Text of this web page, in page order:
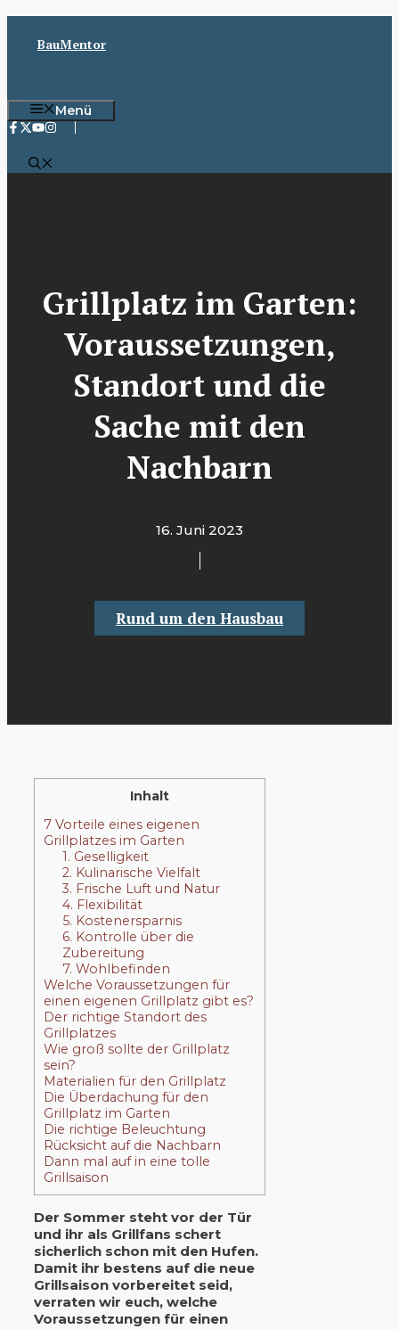
InhaltBauMentor
Menü
Grillplatz im Garten:
Voraussetzungen,
Standort und die
Sache mit den
Nachbarn
16. Juni 2023
Rund um den Hausbau
Inhalt
7 Vorteile eines eigenen
Grillplatzes im Garten
1. Geselligkeit
2. Kulinarische Vielfalt
3. Frische Luft und Natur
4. Flexibilität
5. Kostenersparnis
6. Kontrolle über die
Zubereitung
7. Wohlbefinden
Welche Voraussetzungen für
einen eigenen Grillplatz gibt es?
Der richtige Standort des
Grillplatzes
Wie groß sollte der Grillplatz
sein?
Materialien für den Grillplatz
Die Überdachung für den
Grillplatz im Garten
Die richtige Beleuchtung
Rücksicht auf die Nachbarn
Dann mal auf in eine tolle
Grillsaison
Der Sommer steht vor der Tür
und ihr als Grillfans schert
sicherlich schon mit den Hufen.
Damit ihr bestens auf die neue
Grillsaison vorbereitet seid,
verraten wir euch, welche
Voraussetzungen für einen